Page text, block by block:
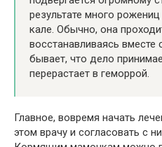
результате много
кале. Обычно, она
восстанавливаясь
бывает, что дело
перерастает в геморрой.
Главное, вовремя начать
этом врачу и согласовать с